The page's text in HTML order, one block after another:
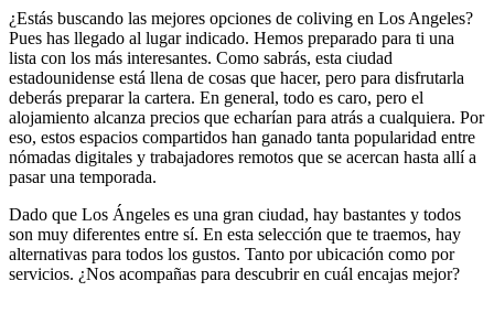
¿Estás buscando las mejores opciones de coliving en Los Angeles?
Pues has llegado al lugar indicado. Hemos preparado para ti una
lista con los más interesantes. Como sabrás, esta ciudad
estadounidense está llena de cosas que hacer, pero para disfrutarla
deberás preparar la cartera. En general, todo es caro, pero el
alojamiento alcanza precios que echarían para atrás a cualquiera. Por
eso, estos espacios compartidos han ganado tanta popularidad entre
nómadas digitales y trabajadores remotos que se acercan hasta allí a
pasar una temporada.
Dado que Los Ángeles es una gran ciudad, hay bastantes y todos
son muy diferentes entre sí. En esta selección que te traemos, hay
alternativas para todos los gustos. Tanto por ubicación como por
servicios. ¿Nos acompañas para descubrir en cuál encajas mejor?